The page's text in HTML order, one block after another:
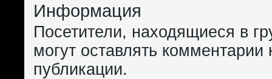
Информация
Посетители, находящиеся в
могут оставлять комментарии
публикации.